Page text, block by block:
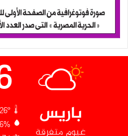
باريس
غيوم متفرقة